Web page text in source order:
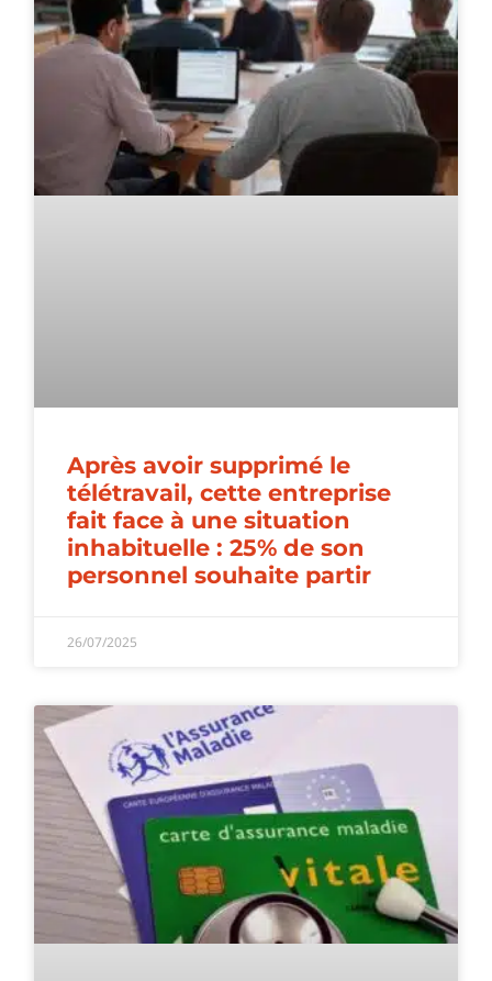
Après avoir supprimé le
télétravail, cette entreprise
fait face à une situation
inhabituelle : 25% de son
personnel souhaite partir
26/07/2025